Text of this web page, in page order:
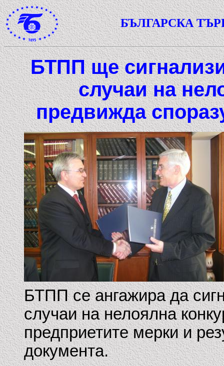
БЪЛГАРСКА
БТПП ще
случаи на
предвижда
БТПП се ангажира да
случаи на нелоялна
предприетите мерки и
документа.